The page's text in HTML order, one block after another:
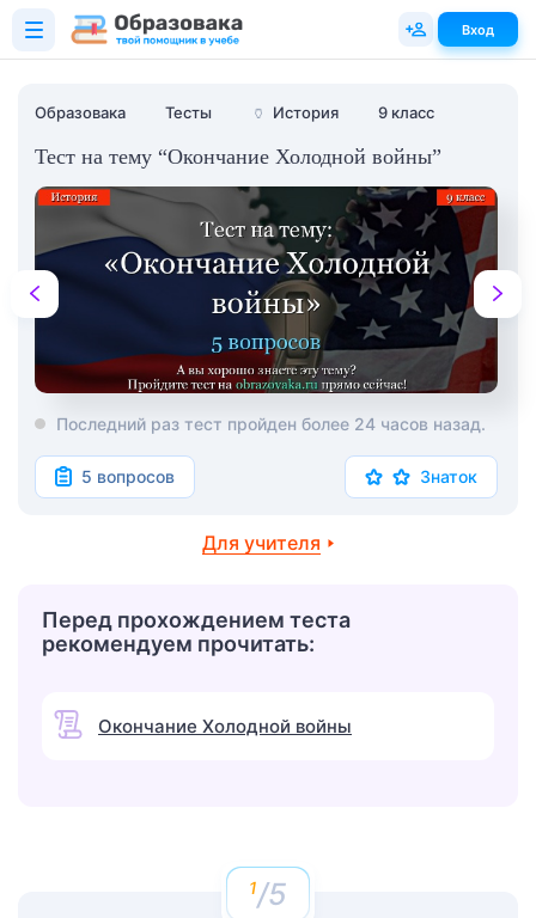
Образовака Тесты 🏺 История 9 класс
Тест на тему “Окончание Холодной войны”
Последний раз тест пройден более 24 часов назад.
5 вопросов Знаток
Для учителя
Перед прохождением теста
рекомендуем прочитать:
Окончание Холодной войны
/5
Вход